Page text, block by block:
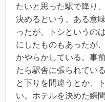
たいと思った駅で降り
決めるという、ある意
ったが、トシというの
にしたものもあったが
かやらかしている。事
たら駅舎に張られてい
と下りを間違うとか、
い。ホテルを決めた瞬